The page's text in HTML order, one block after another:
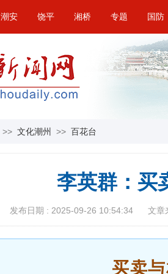
潮安 饶平 湘桥 专题 国防
>> 文化潮州 >> 百花台
李英群：买
发布日期 : 2025-09-26 10:54:34 文章
买卖